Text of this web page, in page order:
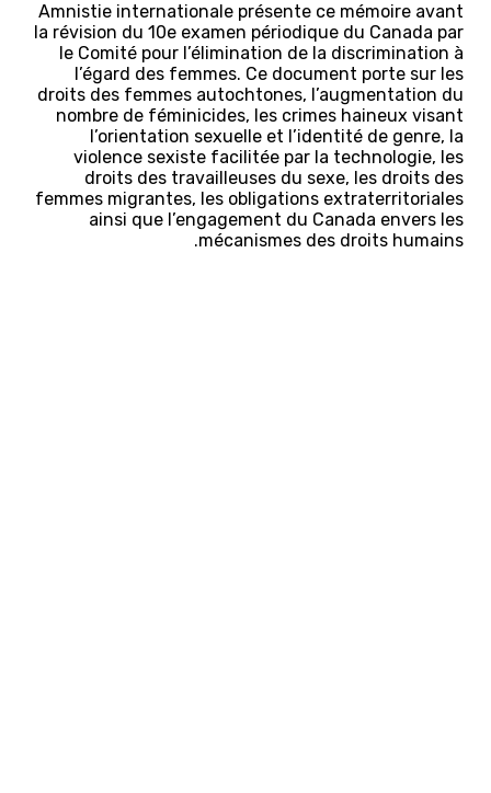
Amnistie internationale présente ce mémoire avant
la révision du 10e examen périodique du Canada par
le Comité pour l’élimination de la discrimination à
l’égard des femmes. Ce document porte sur les
droits des femmes autochtones, l’augmentation du
nombre de féminicides, les crimes haineux visant
l’orientation sexuelle et l’identité de genre, la
violence sexiste facilitée par la technologie, les
droits des travailleuses du sexe, les droits des
femmes migrantes, les obligations extraterritoriales
ainsi que l’engagement du Canada envers les
mécanismes des droits humains.